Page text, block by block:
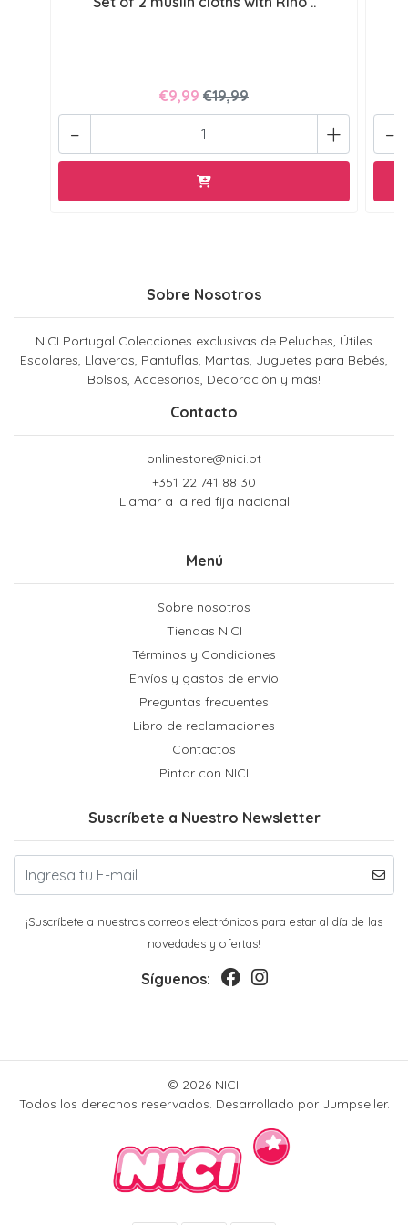
€9,99 €19,99
+
- -
Sobre Nosotros
NICI Portugal Colecciones exclusivas de Peluches, Útiles
Escolares, Llaveros, Pantuflas, Mantas, Juguetes para Bebés,
Bolsos, Accesorios, Decoración y más!
Contacto
onlinestore@nici.pt
+351 22 741 88 30
Llamar a la red fija nacional
Menú
Sobre nosotros
Tiendas NICI
Términos y Condiciones
Envíos y gastos de envío
Preguntas frecuentes
Libro de reclamaciones
Contactos
Pintar con NICI
Suscríbete a Nuestro Newsletter
¡Suscríbete a nuestros correos electrónicos para estar al día de las
novedades y ofertas!
Síguenos:
© 2026 NICI.
Todos los derechos reservados. Desarrollado por Jumpseller.